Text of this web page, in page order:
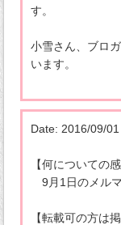
す。
小雪さん、ブロ
います。
Date: 2016/09/
【何についての
9月1日のメル
【転載可の方は